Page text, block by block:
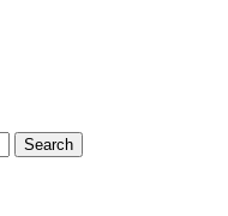
Search